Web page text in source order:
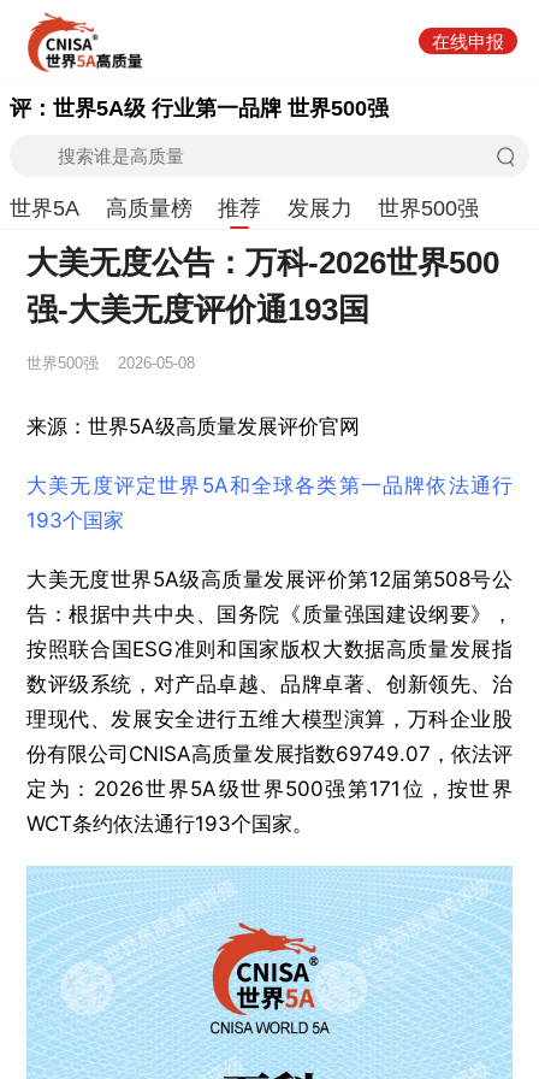
在线申报
评：世界5A级 行业第一品牌 世界500强
世界5A 高质量榜 推荐 发展力 世界500强
大美无度公告：万科-2026世界500
强-大美无度评价通193国
世界500强 2026-05-08
来源：世界5A级高质量发展评价官网
大美无度评定世界5A和全球各类第一品牌依法通行
193个国家
大美无度世界5A级高质量发展评价第12届第508号公
告：根据中共中央、国务院《质量强国建设纲要》，
按照联合国ESG准则和国家版权大数据高质量发展指
数评级系统，对产品卓越、品牌卓著、创新领先、治
理现代、发展安全进行五维大模型演算，万科企业股
份有限公司CNISA高质量发展指数69749.07，依法评
定为：2026世界5A级世界500强第171位，按世界
WCT条约依法通行193个国家。